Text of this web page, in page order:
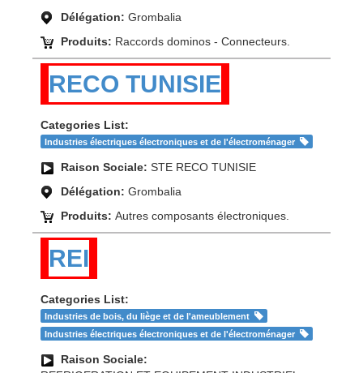
Délégation: Grombalia
Produits: Raccords dominos - Connecteurs.
RECO TUNISIE
Categories List:
Industries électriques électroniques et de l'électroménager
Raison Sociale: STE RECO TUNISIE
Délégation: Grombalia
Produits: Autres composants électroniques.
REI
Categories List:
Industries de bois, du liège et de l'ameublement
Industries électriques électroniques et de l'électroménager
Raison Sociale: